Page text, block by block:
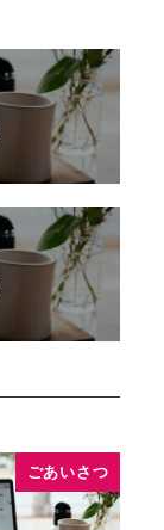
ごあいさつ